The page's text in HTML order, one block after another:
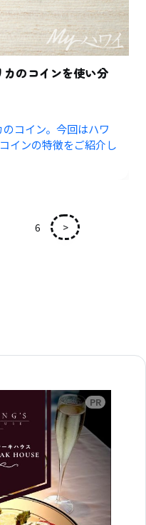
カのコインを使い分
コイン。今回はハワ
インの特徴をご紹介し
6 >